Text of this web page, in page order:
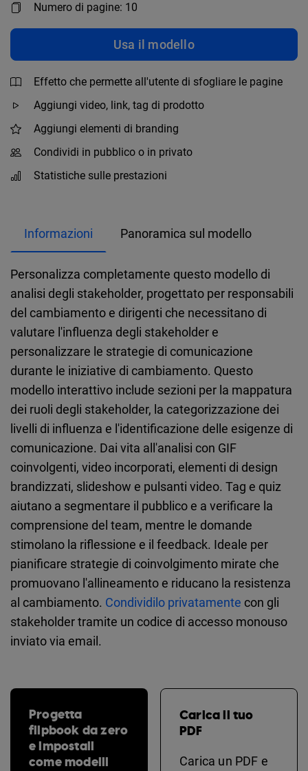
Numero di pagine: 10
Usa il modello
Effetto che permette all'utente di sfogliare le pagine
Aggiungi video, link, tag di prodotto
Aggiungi elementi di branding
Condividi in pubblico o in privato
Statistiche sulle prestazioni
Informazioni Panoramica sul modello
Personalizza completamente questo modello di
analisi degli stakeholder, progettato per responsabili
del cambiamento e dirigenti che necessitano di
valutare l'influenza degli stakeholder e
personalizzare le strategie di comunicazione
durante le iniziative di cambiamento. Questo
modello interattivo include sezioni per la mappatura
dei ruoli degli stakeholder, la categorizzazione dei
livelli di influenza e l'identificazione delle esigenze di
comunicazione. Dai vita all'analisi con GIF
coinvolgenti, video incorporati, elementi di design
brandizzati, slideshow e pulsanti video. Tag e quiz
aiutano a segmentare il pubblico e a verificare la
comprensione del team, mentre le domande
stimolano la riflessione e il feedback. Ideale per
pianificare strategie di coinvolgimento mirate che
promuovano l'allineamento e riducano la resistenza
al cambiamento. Condividilo privatamente con gli
stakeholder tramite un codice di accesso monouso
inviato via email.
Progetta
flipbook da zero
e impostali
come modelli
Carica il tuo
PDF
Carica un PDF e